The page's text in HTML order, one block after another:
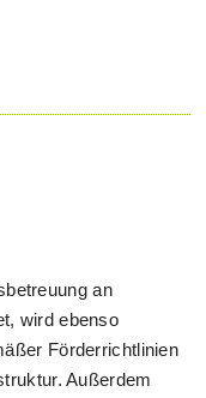
an
wird ebenso
Förderrichtlinien
Außerdem